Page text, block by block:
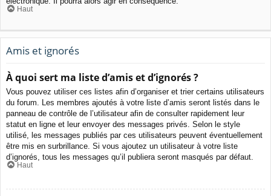
Haut
Amis et ignorés
À quoi sert ma liste d’amis et d’ignorés ?
Vous pouvez utiliser ces listes afin d’organiser et trier certains utilisateurs
du forum. Les membres ajoutés à votre liste d’amis seront listés dans le
panneau de contrôle de l’utilisateur afin de consulter rapidement leur
statut en ligne et leur envoyer des messages privés. Selon le style
utilisé, les messages publiés par ces utilisateurs peuvent éventuellement
être mis en surbrillance. Si vous ajoutez un utilisateur à votre liste
d’ignorés, tous les messages qu’il publiera seront masqués par défaut.
Haut